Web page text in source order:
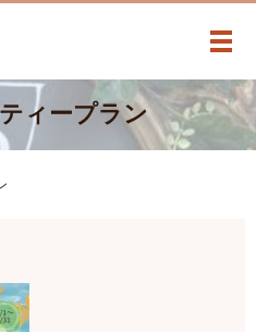
メ
ィープラン